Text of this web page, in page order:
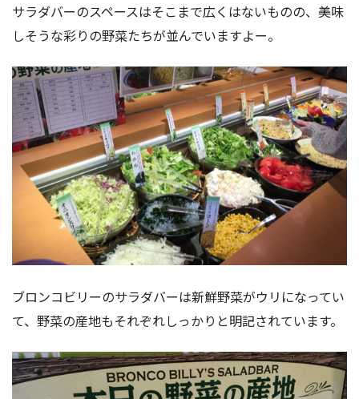
サラダバーのスペースはそこまで広くはないものの、美味
しそうな彩りの野菜たちが並んでいますよー。
ブロンコビリーのサラダバーは新鮮野菜がウリになってい
て、野菜の産地もそれぞれしっかりと明記されています。